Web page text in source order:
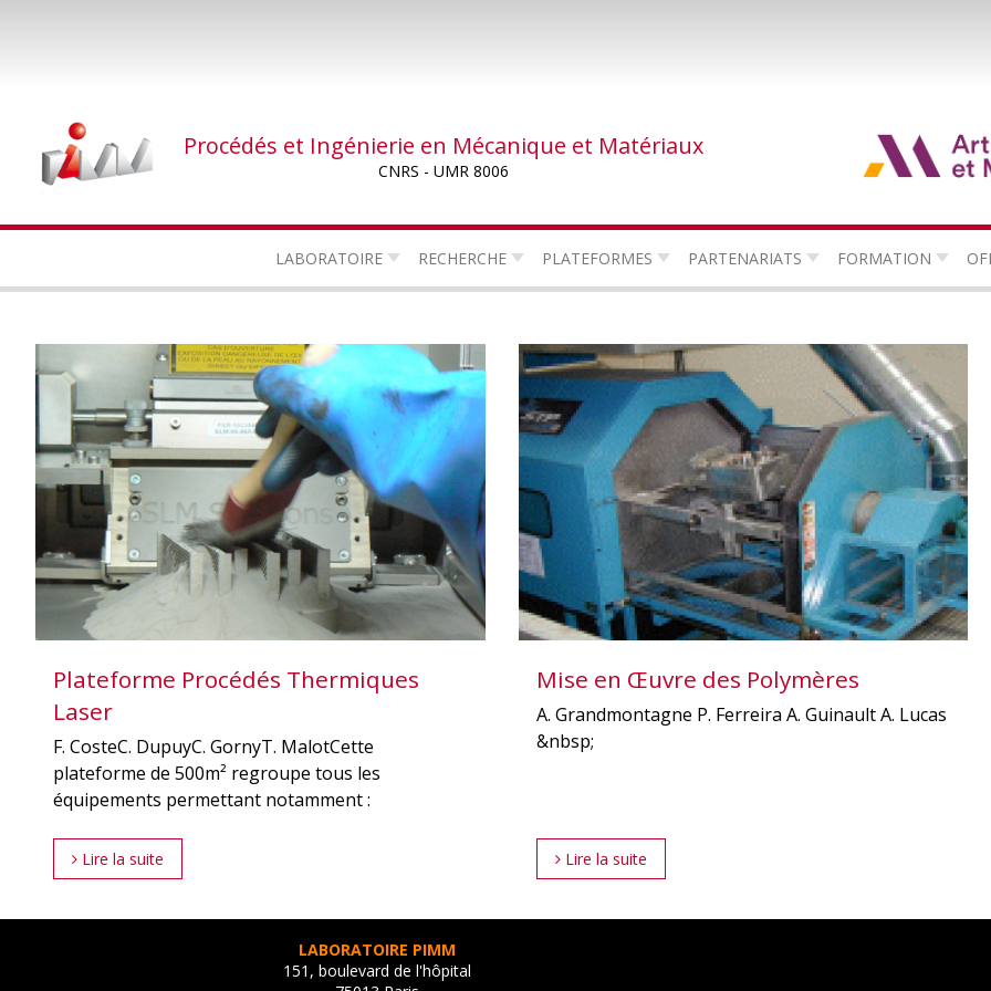
Procédés et Ingénierie en Mécanique et Matériaux
CNRS - UMR 8006
LABORATOIRE RECHERCHE PLATEFORMES PARTENARIATS FORMATION
Plateforme Procédés Thermiques
Laser
F. CosteC. DupuyC. GornyT. MalotCette
plateforme de 500m² regroupe tous les
équipements permettant notamment :
Lire la suite
Mise en Œuvre des Polymères
A. Grandmontagne P. Ferreira A. Guinault A. Lucas
&nbsp;
Lire la suite
LABORATOIRE PIMM
151, boulevard de l'hôpital